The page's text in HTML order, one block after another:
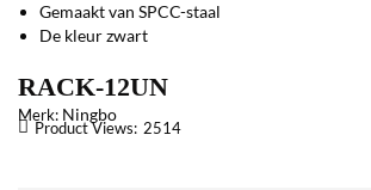
Gemaakt van SPCC-staal
De kleur zwart
RACK-12UN
Merk: Ningbo
Product Views: 2514